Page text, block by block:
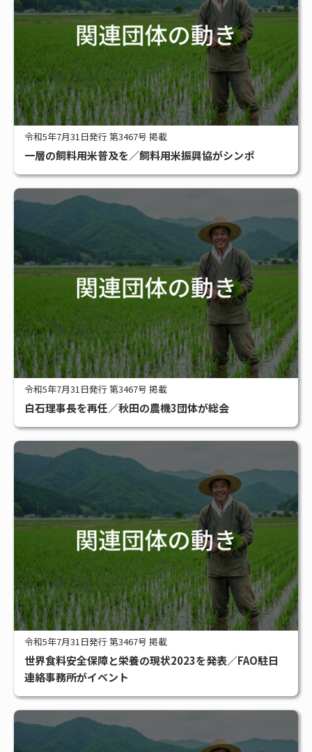
令和5年7月31日発行 第3467号 掲載
一層の飼料用米普及を／飼料用米振興協がシンポ
令和5年7月31日発行 第3467号 掲載
白石理事長を再任／秋田の農機3団体が総会
令和5年7月31日発行 第3467号 掲載
世界食料安全保障と栄養の現状2023を発表／FAO駐日
連絡事務所がイベント